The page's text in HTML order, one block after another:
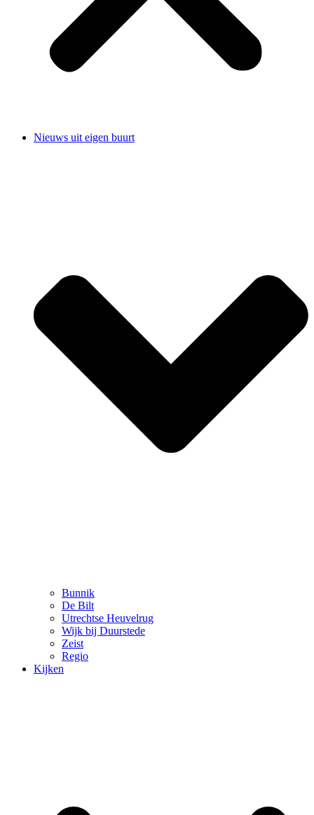
Nieuws uit eigen buurt
Bunnik
De Bilt
Utrechtse Heuvelrug
Wijk bij Duurstede
Zeist
Regio
Kijken